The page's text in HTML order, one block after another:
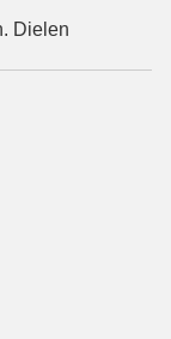
Dielen